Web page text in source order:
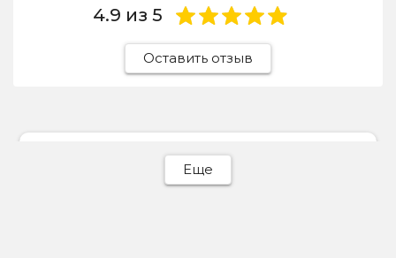
4.9 из 5
Оставить отзыв
Ева Батурина
Еще